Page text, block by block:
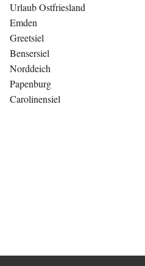
Urlaub Ostfriesland
Emden
Greetsiel
Bensersiel
Norddeich
Papenburg
Carolinensiel